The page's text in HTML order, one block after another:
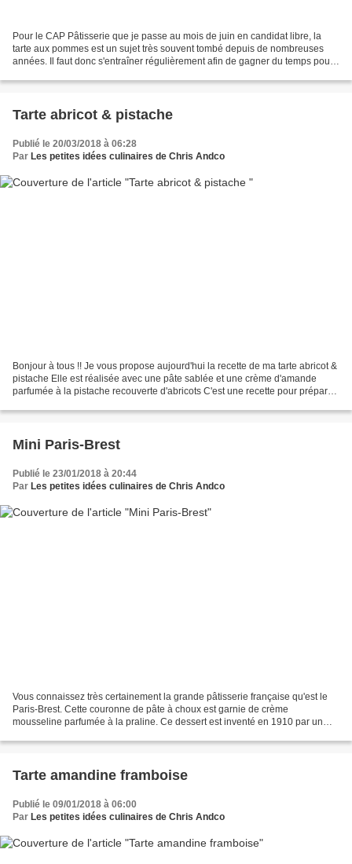
Pour le CAP Pâtisserie que je passe au mois de juin en candidat libre, la
tarte aux pommes est un sujet très souvent tombé depuis de nombreuses
années. Il faut donc s'entraîner régulièrement afin de gagner du temps pour
Tarte abricot & pistache
Publié le 20/03/2018 à 06:28
Par Les petites idées culinaires de Chris Andco
Bonjour à tous !! Je vous propose aujourd'hui la recette de ma tarte abricot &
pistache Elle est réalisée avec une pâte sablée et une crème d'amande
parfumée à la pistache recouverte d'abricots C'est une recette pour préparer
Mini Paris-Brest
Publié le 23/01/2018 à 20:44
Par Les petites idées culinaires de Chris Andco
Vous connaissez très certainement la grande pâtisserie française qu'est le
Paris-Brest. Cette couronne de pâte à choux est garnie de crème
mousseline parfumée à la praline. Ce dessert est inventé en 1910 par un
Tarte amandine framboise
Publié le 09/01/2018 à 06:00
Par Les petites idées culinaires de Chris Andco